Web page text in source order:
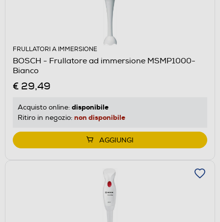
FRULLATORI A IMMERSIONE
BOSCH - Frullatore ad immersione MSMP1000-
Bianco
€ 29,49
Acquisto online: disponibile
Ritiro in negozio: non disponibile
AGGIUNGI